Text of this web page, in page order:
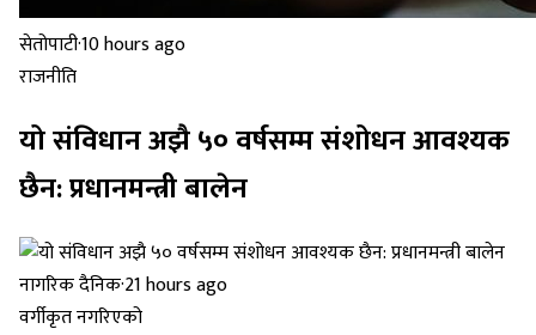
सेतोपाटी·10 hours ago
राजनीति
यो संविधान अझै ५० वर्षसम्म संशोधन आवश्यक
छैन: प्रधानमन्त्री बालेन
नागरिक दैनिक·21 hours ago
वर्गीकृत नगरिएको